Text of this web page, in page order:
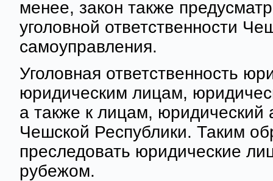
менее, закон также
уголовной ответственности
самоуправления.
Уголовная ответственность
юридическим лицам,
а также к лицам, юридический
Чешской Республики. Таким
преследовать юридические
рубежом.